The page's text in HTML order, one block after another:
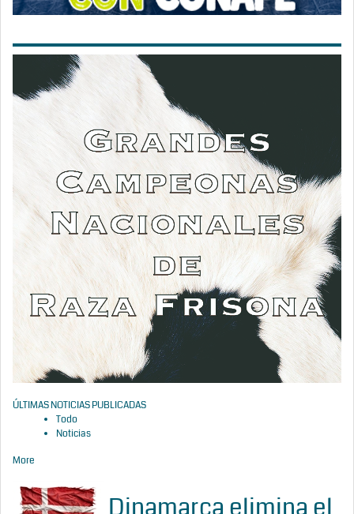
ÚLTIMAS NOTICIAS PUBLICADAS
Todo
Noticias
More
Dinamarca elimina el